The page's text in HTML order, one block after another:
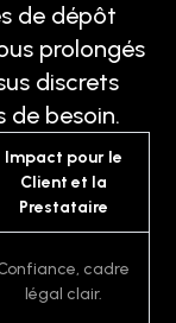
de dépôt
prolongés
discrets
de besoin.
Impact pour le
Client et la
Prestataire
cadre
légal clair.